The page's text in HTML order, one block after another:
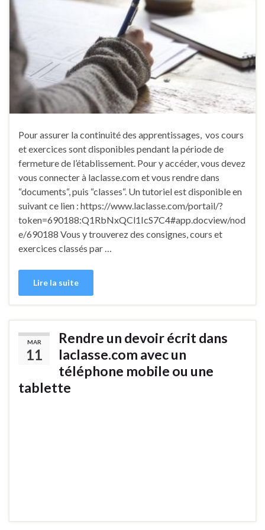
Pour assurer la continuité des apprentissages, vos cours
et exercices sont disponibles pendant la période de
fermeture de l’établissement. Pour y accéder, vous devez
vous connecter à laclasse.com et vous rendre dans
“documents“, puis “classes“. Un tutoriel est disponible en
suivant ce lien : https://www.laclasse.com/portail/?
token=690188:Q1RbNxQCl1IcS7C4#app.docview/nod
e/690188 Vous y trouverez des consignes, cours et
exercices classés par …
Lire la suite
MAR
11
Rendre un devoir écrit dans
laclasse.com avec un
téléphone mobile ou une
tablette